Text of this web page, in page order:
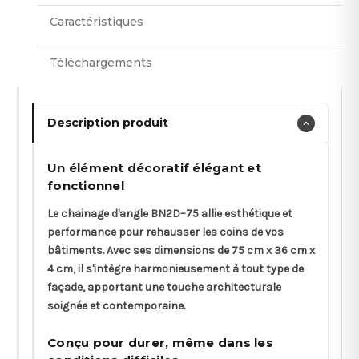
Caractéristiques
Téléchargements
Description produit
Un élément décoratif élégant et
fonctionnel
Le chainage d'angle BN2D–75 allie esthétique et
performance pour rehausser les coins de vos
bâtiments. Avec ses dimensions de 75 cm x 36 cm x
4 cm, il s'intègre harmonieusement à tout type de
façade, apportant une touche architecturale
soignée et contemporaine.
Conçu pour durer, même dans les